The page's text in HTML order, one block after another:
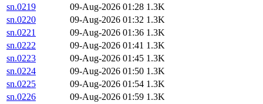
sn.0219
09-Aug-2026 01:28 1.3K
sn.0220
09-Aug-2026 01:32 1.3K
sn.0221
09-Aug-2026 01:36 1.3K
sn.0222
09-Aug-2026 01:41 1.3K
sn.0223
09-Aug-2026 01:45 1.3K
sn.0224
09-Aug-2026 01:50 1.3K
sn.0225
09-Aug-2026 01:54 1.3K
sn.0226
09-Aug-2026 01:59 1.3K